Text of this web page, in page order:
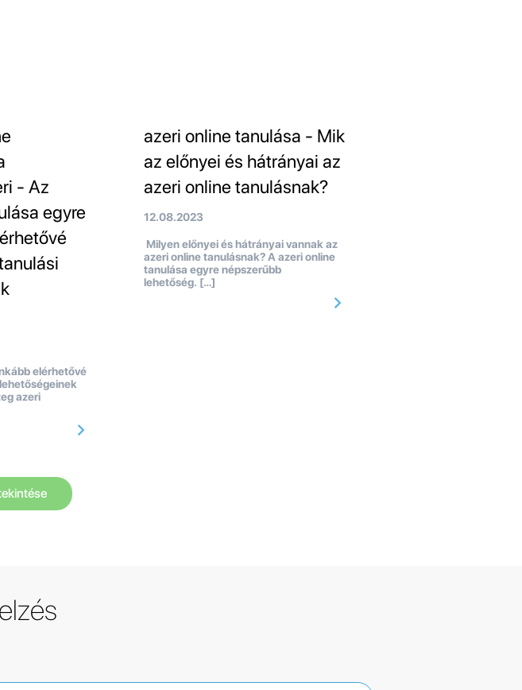
- Az
egyre
elérhetővé
azeri
azeri online tanulása - Mik
az előnyei és hátrányai az
azeri online tanulásnak?
12.08.2023
Milyen előnyei és hátrányai vannak az
azeri online tanulásnak? A azeri online
tanulása egyre népszerűbb
lehetőség. […]